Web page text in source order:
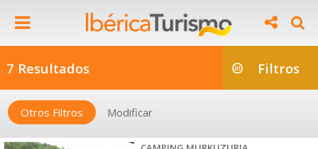
7 Resultados Filtros
Otros Filtros Modificar